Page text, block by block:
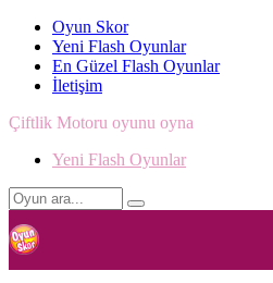
Oyun Skor
Yeni Flash Oyunlar
En Güzel Flash Oyunlar
İletişim
Çiftlik Motoru oyunu oyna
Yeni Flash Oyunlar